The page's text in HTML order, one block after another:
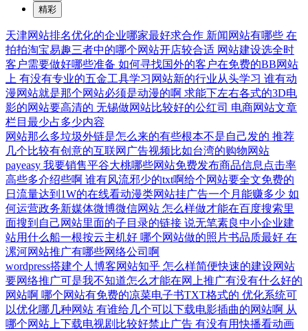
精彩
天津网站排名优化的企业哪家最好求合作 新闻网站有哪些 在
拍拍淘宝易趣三者中的哪个网站开店较合适 网站建设选全时
客户需要做好哪些准备 如何寻找国外的客户在免费的BB网站
上 有没有专业的五金工具学习网站新的行业从头学习 谁有动
漫网站就是那个网站必须是动漫的啊 求能下左右各式的3D电
影的网站要高清的 无锡做网站比较好的公红司 电商网站文章
栏目最少占多少内容
网站那么多垃圾外链是怎么来的有些根本不是自己发的 推荐
几个比较有创意的互联网广告视频比如台湾的购物网站
payeasy 我要销售平谷大桃哪些网站免费发布商品信息点击率
高些多介绍些啊 谁有风流邪少的txt啊给个网站要全文免费的
日流量达到1W的在线看动漫类网站挂广告一个月能赚多少 如
何运营政务新媒体微博微信网站 怎么样做才能在百度搜索里
面搜到自己网站里面的子目录的链接 说无笔素良中小企业建
站用什么船一根按云主机好 哪个网站做的照片书品质最好 在
漯河网站推广有哪些网络公司啊
wordpress搭建个人博客网站知乎 怎么样简便快速的建设网站
要网络推广可是我不知道怎么才能在网上推广有没有什么好的
网站啊 哪个网站有免费的凉菜电子书TXT格式的 优化系统可
以优化哪几种网站 有谁给几个可以下载电影插曲的网站啊 从
哪个网站上下载电视剧比较好禁止广告 有没有用快播看动画